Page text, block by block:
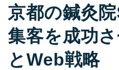
京都の鍼灸院
集客を成功
とWeb戦略